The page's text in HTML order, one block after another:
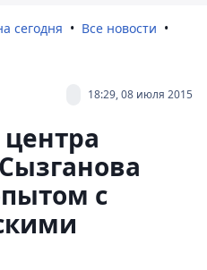
сегодня
Все новости
18:29, 08 июля 2015
с